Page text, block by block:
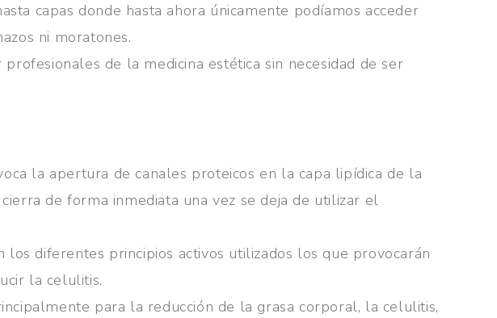
capas donde hasta ahora únicamente podíamos acceder
ni moratones.
de la medicina estética sin necesidad de ser
la apertura de canales proteicos en la capa lipídica de la
de forma inmediata una vez se deja de utilizar el
los diferentes principios activos utilizados los que provocarán
la celulitis.
para la reducción de la grasa corporal, la celulitis,